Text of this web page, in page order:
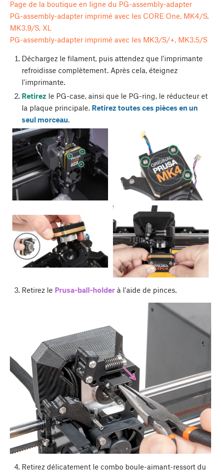
Page de la boutique en ligne du PG-assembly-adapter
PG-assembly-adapter imprimé avec les CORE One, MK4/S,
MK3.9/S, XL
PG-assembly-adapter imprimé avec les MK3/S/+, MK3.5/S
Déchargez le filament, puis attendez que l'imprimante
refroidisse complètement. Après cela, éteignez
l'imprimante.
Retirez le PG-case, ainsi que le PG-ring, le réducteur et
la plaque principale. Retirez toutes ces pièces en un
seul morceau.
Retirez le Prusa-ball-holderà l'aide de pinces.
Retirez délicatement le combo boule-aimant-ressort du